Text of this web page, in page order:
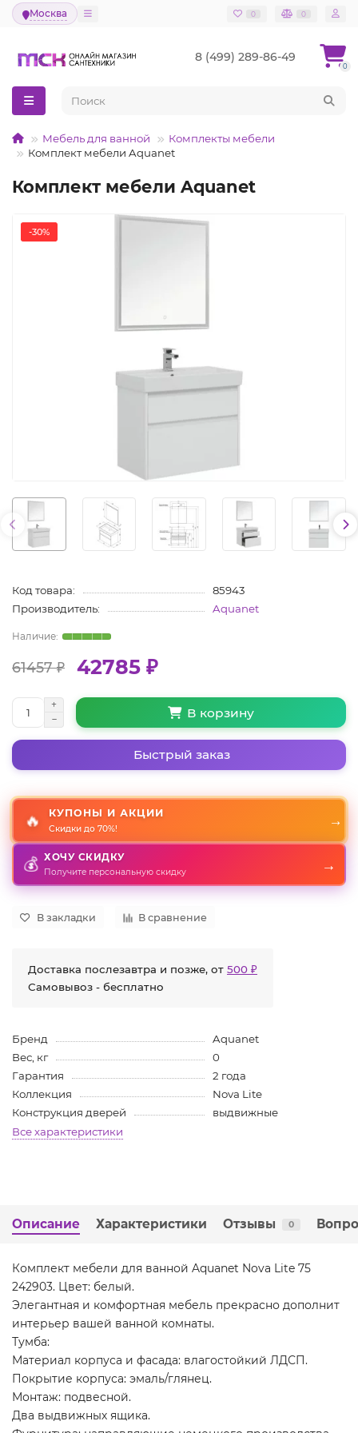
Москва 0 0
8 (499) 289-86-49
0
Мебель для ванной
Комплекты мебели
Комплект мебели Aquanet
Комплект мебели Aquanet
-30%
Код товара:
85943
Производитель:
Aquanet
61457 ₽ 42785 ₽
В корзину
Быстрый заказ
🔥 КУПОНЫ И АКЦИИ
Скидки до 70%!
→
💰 ХОЧУ СКИДКУ
Получите персональную скидку →
В закладки В сравнение
Доставка послезавтра и позже, от 500 ₽
Самовывоз - бесплатно
Бренд
Aquanet
Вес, кг
0
Гарантия
2 года
Коллекция
Nova Lite
Конструкция дверей
выдвижные
Все характеристики
Описание Характеристики Отзывы 0
Комплект мебели для ванной Aquanet Nova Lite 75
242903. Цвет: белый.
Элегантная и комфортная мебель прекрасно дополнит
интерьер вашей ванной комнаты.
Тумба:
Материал корпуса и фасада: влагостойкий ЛДСП.
Покрытие корпуса: эмаль/глянец.
Монтаж: подвесной.
Два выдвижных ящика.